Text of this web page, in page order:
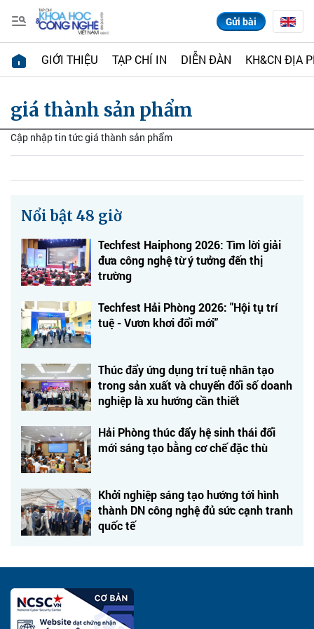
Gửi bài
GIỚI THIỆU TẠP CHÍ IN DIỄN ĐÀN KH&CN ĐỊA
giá thành sản phẩm
Cập nhập tin tức giá thành sản phẩm
Nổi bật 48 giờ
Techfest Haiphong 2026: Tìm lời giải
đưa công nghệ từ ý tưởng đến thị
trường
Techfest Hải Phòng 2026: "Hội tụ trí
tuệ - Vươn khơi đổi mới"
Thúc đẩy ứng dụng trí tuệ nhân tạo
trong sản xuất và chuyển đổi số doanh
nghiệp là xu hướng cần thiết
Hải Phòng thúc đẩy hệ sinh thái đổi
mới sáng tạo bằng cơ chế đặc thù
Khởi nghiệp sáng tạo hướng tới hình
thành DN công nghệ đủ sức cạnh tranh
quốc tế